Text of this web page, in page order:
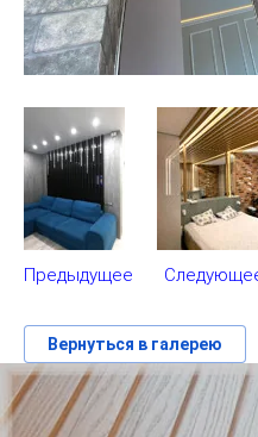
Предыдущее
Вернуться в галерею